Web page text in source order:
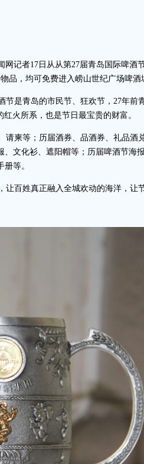
者17日从从第27届青岛国际啤酒
品，均可免费进入崂山世纪广场啤酒
是青岛的市民节、狂欢节，27年前
火所系，也是节日最宝贵的财富。
柬等；历届酒券、品酒券、礼品酒
文化衫、遮阳帽等；历届啤酒节海
等。
百姓真正融入全城欢动的海洋，让